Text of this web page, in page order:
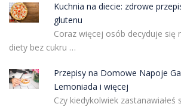
Kuchnia na diecie: zdrowe
glutenu
Coraz więcej osób decyduje się
diety bez cukru …
Przepisy na Domowe Napoje
Lemoniada i więcej
Czy kiedykolwiek zastanawiałeś